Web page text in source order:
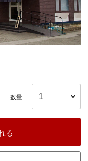
数量
る